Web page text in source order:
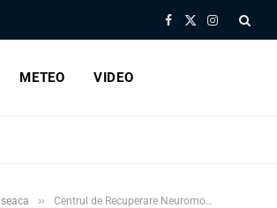
Facebook
X
Instagram
METEO VIDEO
» Centrul de Recuperare Neuromotorie „Iris” …0